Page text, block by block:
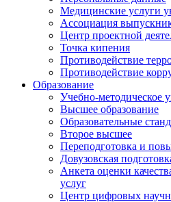
Медицинские услуги
Ассоциация
Центр проектной
Точка кипения
Противодействие
Противодействие
Образование
Учебно-методическое
Высшее образование
Образовательные
Второе высшее
Переподготовка и
Довузовская
Анкета оценки
услуг
Центр цифровых